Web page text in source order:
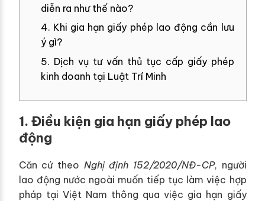
diễn ra như thế nào?
4. Khi gia hạn giấy phép lao động cần lưu
ý gì?
5. Dịch vụ tư vấn thủ tục cấp giấy phép
kinh doanh tại Luật Trí Minh
1. Điều kiện gia hạn giấy phép lao
động
Căn cứ theo Nghị định 152/2020/NĐ-CP, người
lao động nước ngoài muốn tiếp tục làm việc hợp
pháp tại Việt Nam thông qua việc gia hạn giấy